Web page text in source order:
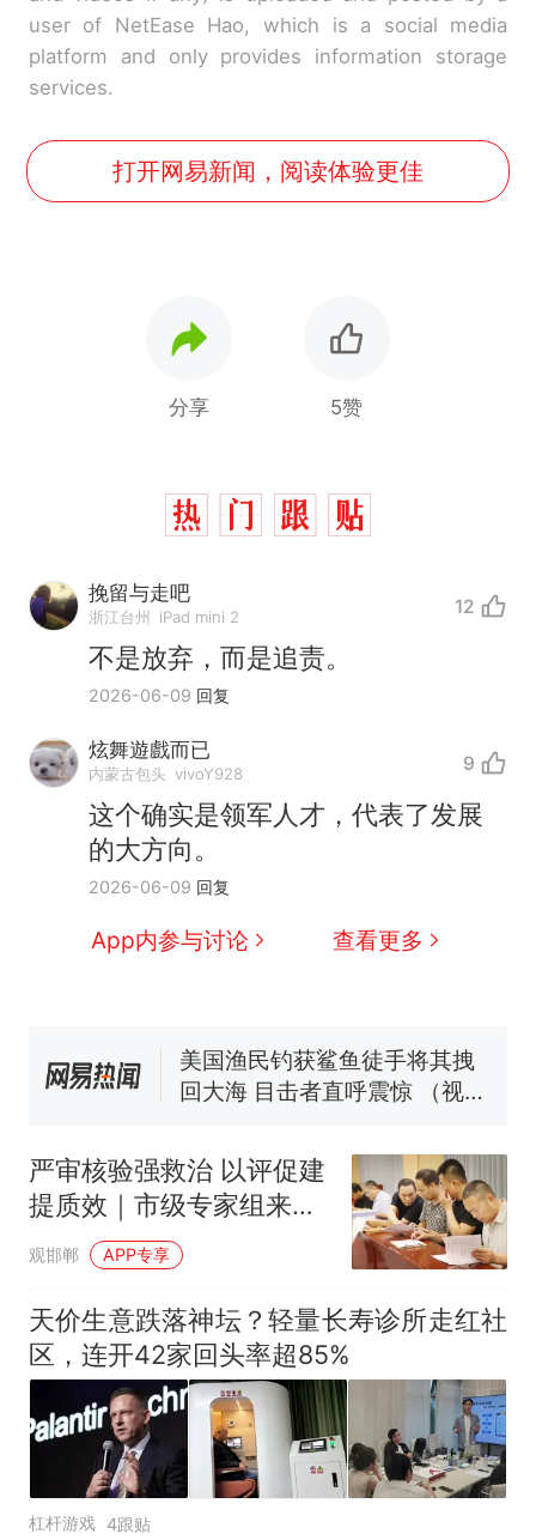
user of NetEase Hao, which is a social media
platform and only provides information storage
services.
打开网易新闻，阅读体验更佳
分享 5赞
挽留与走吧
浙江台州 iPad mini 2 12
不是放弃，而是追责。
2026-06-09 回复
炫舞遊戲而已
内蒙古包头 vivoY928 9
这个确实是领军人才，代表了发展
的大方向。
2026-06-09 回复
App内参与讨论 查看更多
热
么？
新 那个在床头放菜刀的女孩，
因老师一句“跟我回家”改写了
人生
费大厨“全国小炒肉大王”称
协会回应
男子上山采菌偶然发现鸡枞菌
来源：参考消息）
笔试第一被第二名传话劝弃考
官方通报
么？
严审核验强救治 以评促建
提质效｜市级专家组来魏
县人民医院开展创伤中心
复审评估
观邯郸 APP专享
天价生意跌落神坛？轻量长寿诊所走红社
区，连开42家回头率超85%
杠杆游戏 4跟贴